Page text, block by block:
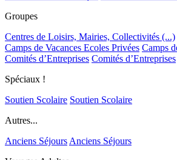
Groupes
Centres de Loisirs, Mairies, Collectivités (...)
Camps de Vacances Ecoles Privées Camps
Comités d’Entreprises Comités d’Entreprises
Spéciaux !
Soutien Scolaire Soutien Scolaire
Autres...
Anciens SéjoursAnciens Séjours